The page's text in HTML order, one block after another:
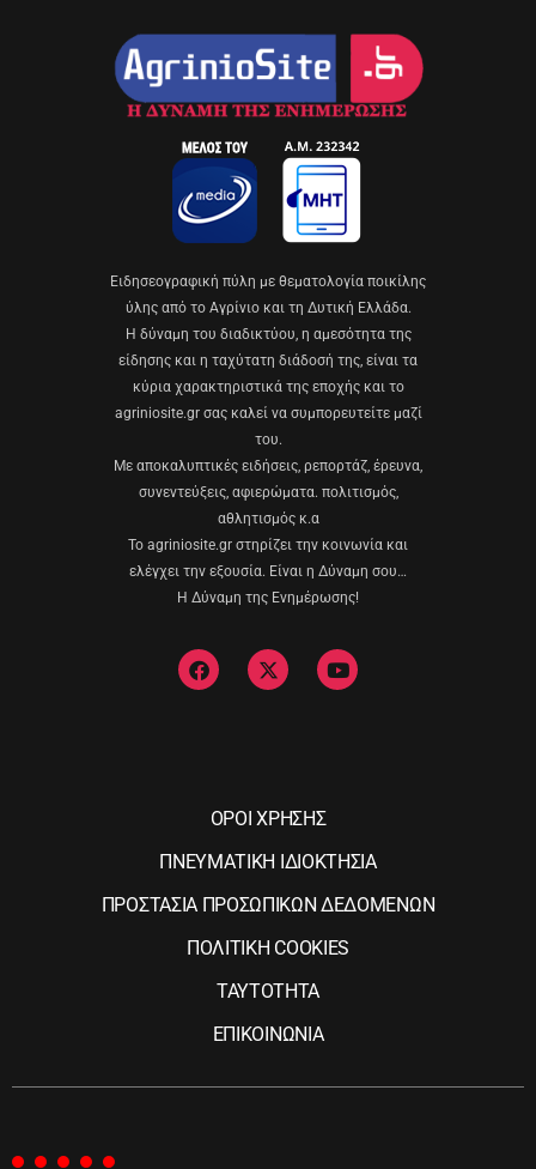
Eιδησεογραφική πύλη με θεματολογία ποικίλης
ύλης από το Αγρίνιο και τη Δυτική Ελλάδα.
Η δύναμη του διαδικτύου, η αμεσότητα της
είδησης και η ταχύτατη διάδοσή της, είναι τα
κύρια χαρακτηριστικά της εποχής και το
agriniosite.gr σας καλεί να συμπορευτείτε μαζί
του.
Με αποκαλυπτικές ειδήσεις, ρεπορτάζ, έρευνα,
συνεντεύξεις, αφιερώματα. πολιτισμός,
αθλητισμός κ.α
Το agriniosite.gr στηρίζει την κοινωνία και
ελέγχει την εξουσία. Είναι η Δύναμη σου…
Η Δύναμη της Ενημέρωσης!
ΟΡΟΙ ΧΡΗΣΗΣ
ΠΝΕΥΜΑΤΙΚΗ ΙΔΙΟΚΤΗΣΙΑ
ΠΡΟΣΤΑΣΙΑ ΠΡΟΣΩΠΙΚΩΝ ΔΕΔΟΜΕΝΩΝ
ΠΟΛΙΤΙΚΗ COOKIES
ΤΑΥΤΟΤΗΤΑ
ΕΠΙΚΟΙΝΩΝΙΑ